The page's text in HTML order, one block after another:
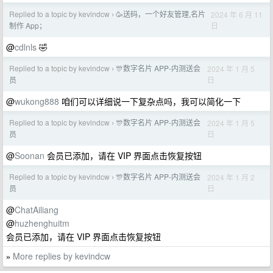
Replied to a topic by kevindcw › 🥳送码，一个好友管理,名片
制作 App；
2024 年 6 月 11
日
@cdlnls 🤣
Replied to a topic by kevindcw › 🎊数字名片 APP-内测送会
员
2024 年 1 月 5
日
@wukong888 咱们可以详细说一下复杂点吗，我可以简化一下
Replied to a topic by kevindcw › 🎊数字名片 APP-内测送会
员
2024 年 1 月 5
日
@Soonan 会员已添加，请在 VIP 界面点击恢复按钮
Replied to a topic by kevindcw › 🎊数字名片 APP-内测送会
员
2024 年 1 月 2
日
@ChatAiliang
@huzhenghuitm
会员已添加，请在 VIP 界面点击恢复按钮
» More replies by kevindcw